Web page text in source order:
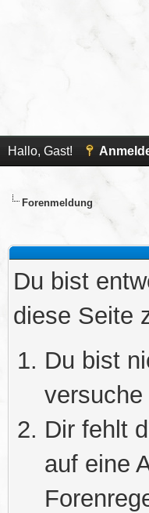
Hallo, Gast!
Forenmeldung
Du bist
diese Seite
Du bist
Dir fehlt
auf eine